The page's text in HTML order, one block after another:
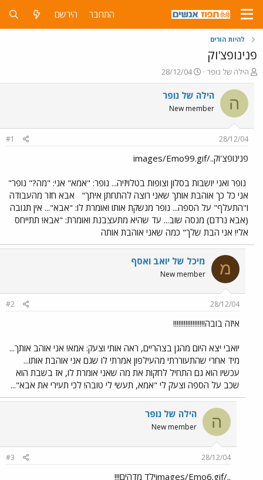
התחבר הירשם
להיות הורים
פנינופצ'וק
פ
ו
ת
ח
ה
ש
א
הילה של נופר
פ
ו
ר
ם
ר
28/12/04
ה הילה של נופר
New member
28/12/04
#1
פנינופצ'וק../images/Emo99.gif
נופר ואני יושבות בסלון וצופות בטלויזיה... נופר: "אמא" אני: "מה?" נופר"
אני כל כך אוהבת אותך שאני רוצה להתחתן איתך"
אבא חזר מהעבודה
ו"התעלף" על הספה... נופר מנשקת אותו ואומרת לו: "אבא"... אין תגובה
(אבא נרדם) מנסה שוב... עד שהיא מתעצבנת ואומרת: "אבא! תתייחס
אלי! אני הבת שלך" כמה שאני אוהבת אותה
מ מיכל של יואב ואסף
New member
28/12/04
#2
איזה בובה!!!!!!!!!!!!!!!!!!
יואבי יצא היום מהגן בצהריים, ראה אותי וצעק: אמא! אני אוהב אותך...
מיד אחרי שהתעוררתי מהעילפון אמרתי לו שגם אני אוהבת אותו...
עכשיו הוא גם התחיל לחקות את מה שאני אומרת לו, אז בשבת הוא
שכב על הספה וצעק לי "אמא, תעשי לי טובה! לכי תעירי את אבא"...
ה הילה של נופר
New member
28/12/04
#3
../images/Emo6.gifילד מדהים!!!